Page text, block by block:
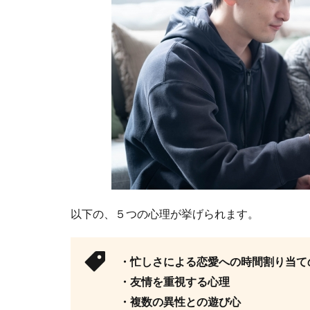
以下の、５つの心理が挙げられます。
・忙しさによる恋愛への時間割り当
・友情を重視する心理
・複数の異性との遊び心